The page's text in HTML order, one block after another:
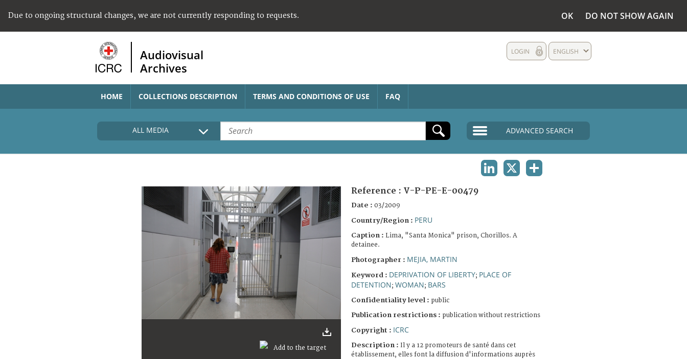
Due to ongoing structural changes, we are not currently responding to requests. OK DO NOT SHOW AGAIN
Audiovisual
Archives
ENGLISH
LOGIN
HOME COLLECTIONS DESCRIPTION TERMS AND CONDITIONS OF USE FAQ
ALL MEDIA ADVANCED SEARCH
Reference : V-P-PE-E-00479
Date : 03/2009
Country/Region : PERU
Caption : Lima, "Santa Monica" prison, Chorillos. A
detainee.
Photographer : MEJIA, MARTIN
Keyword : DEPRIVATION OF LIBERTY; PLACE OF
DETENTION; WOMAN; BARS
Confidentiality level : public
Publication restrictions : publication without restrictions
Copyright : ICRC
Description : Il y a 12 promoteurs de santé dans cet
établissement, elles font la diffusion d'informations auprès